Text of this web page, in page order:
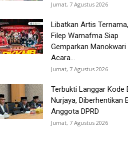
Jumat, 7 Agustus 2026
Libatkan Artis
Filep Wamafma Siap
Gemparkan Manokwari
Acara...
Jumat, 7 Agustus 2026
Terbukti Langgar Kode
Nurjaya, Diberhentikan
Anggota DPRD
Jumat, 7 Agustus 2026